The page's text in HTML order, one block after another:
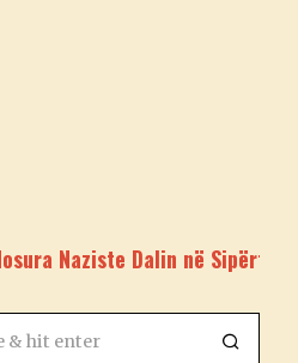
Dalin në Sipërfaqe në